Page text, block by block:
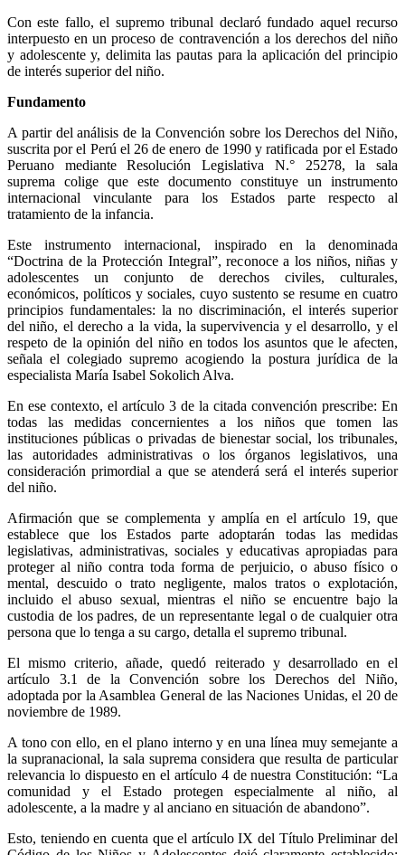
Con este fallo, el supremo tribunal declaró fundado aquel recurso
interpuesto en un proceso de contravención a los derechos del niño
y adolescente y, delimita las pautas para la aplicación del principio
de interés superior del niño.
Fundamento
A partir del análisis de la Convención sobre los Derechos del Niño,
suscrita por el Perú el 26 de enero de 1990 y ratificada por el Estado
Peruano mediante Resolución Legislativa N.° 25278, la sala
suprema colige que este documento constituye un instrumento
internacional vinculante para los Estados parte respecto al
tratamiento de la infancia.
Este instrumento internacional, inspirado en la denominada
“Doctrina de la Protección Integral”, reconoce a los niños, niñas y
adolescentes un conjunto de derechos civiles, culturales,
económicos, políticos y sociales, cuyo sustento se resume en cuatro
principios fundamentales: la no discriminación, el interés superior
del niño, el derecho a la vida, la supervivencia y el desarrollo, y el
respeto de la opinión del niño en todos los asuntos que le afecten,
señala el colegiado supremo acogiendo la postura jurídica de la
especialista María Isabel Sokolich Alva.
En ese contexto, el artículo 3 de la citada convención prescribe: En
todas las medidas concernientes a los niños que tomen las
instituciones públicas o privadas de bienestar social, los tribunales,
las autoridades administrativas o los órganos legislativos, una
consideración primordial a que se atenderá será el interés superior
del niño.
Afirmación que se complementa y amplía en el artículo 19, que
establece que los Estados parte adoptarán todas las medidas
legislativas, administrativas, sociales y educativas apropiadas para
proteger al niño contra toda forma de perjuicio, o abuso físico o
mental, descuido o trato negligente, malos tratos o explotación,
incluido el abuso sexual, mientras el niño se encuentre bajo la
custodia de los padres, de un representante legal o de cualquier otra
persona que lo tenga a su cargo, detalla el supremo tribunal.
El mismo criterio, añade, quedó reiterado y desarrollado en el
artículo 3.1 de la Convención sobre los Derechos del Niño,
adoptada por la Asamblea General de las Naciones Unidas, el 20 de
noviembre de 1989.
A tono con ello, en el plano interno y en una línea muy semejante a
la supranacional, la sala suprema considera que resulta de particular
relevancia lo dispuesto en el artículo 4 de nuestra Constitución: “La
comunidad y el Estado protegen especialmente al niño, al
adolescente, a la madre y al anciano en situación de abandono”.
Esto, teniendo en cuenta que el artículo IX del Título Preliminar del